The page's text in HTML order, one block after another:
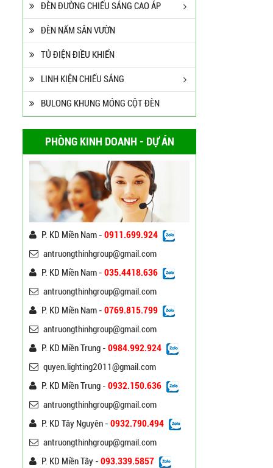
ĐÈN ĐƯỜNG CHIẾU SÁNG CAO ÁP
ĐÈN NẤM SÂN VƯỜN
TỦ ĐIỆN ĐIỀU KHIỂN
LINH KIỆN CHIẾU SÁNG
BULONG KHUNG MÓNG CỘT ĐÈN
PHÒNG KINH DOANH - DỰ ÁN
P. KD Miền Nam - 0911.699.924
antruongthinhgroup@gmail.com
P. KD Miền Nam - 035.4418.636
antruongthinhgroup@gmail.com
P. KD Miền Nam - 0769.815.799
antruongthinhgroup@gmail.com
P. KD Miền Trung - 0984.992.924
quyen.lighting2011@gmail.com
P. KD Miền Trung - 0932.150.636
antruongthinhgroup@gmail.com
P. KD Tây Nguyên - 0932.790.494
antruongthinhgroup@gmail.com
P. KD Miền Tây - 093.339.5857
Cột Đèn Cao Áp Tròn Côn
Cần Đơn Kiểu Đẹp
Liên hệ
Trụ Đèn Chiếu Sáng Cao
Áp Tròn Côn Cần Đôi Kiểu
K212
Liên hệ
Đèn Đường Led Cao Áp
Philips 100W, 150W,
120W ATT
Liên hệ
Đèn Đường Led Chiếu
Sáng 100W 150W Philips
Đèn Led Đường Phố OEM
Philips, Cree 60w 80w
Liên hệ